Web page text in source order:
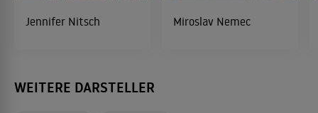
Jennifer Nitsch Miroslav Nemec
WEITERE DARSTELLER